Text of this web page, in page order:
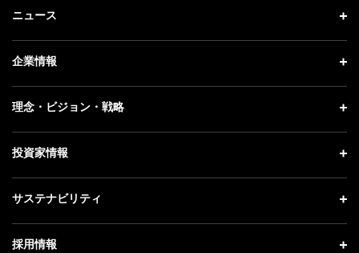
ニュース
ニュース トップ
プレスリリース
更新情報
企業情報
企業情報 トップ
社長メッセージ
事業紹介
理念・ビジョン・戦略
理念・ビジョン・戦略 トップ
成長戦略「Activate AI for Society」
人材戦略
投資家情報
投資家情報 トップ
経営方針
サステナビリティ
サステナビリティ トップ
採用情報